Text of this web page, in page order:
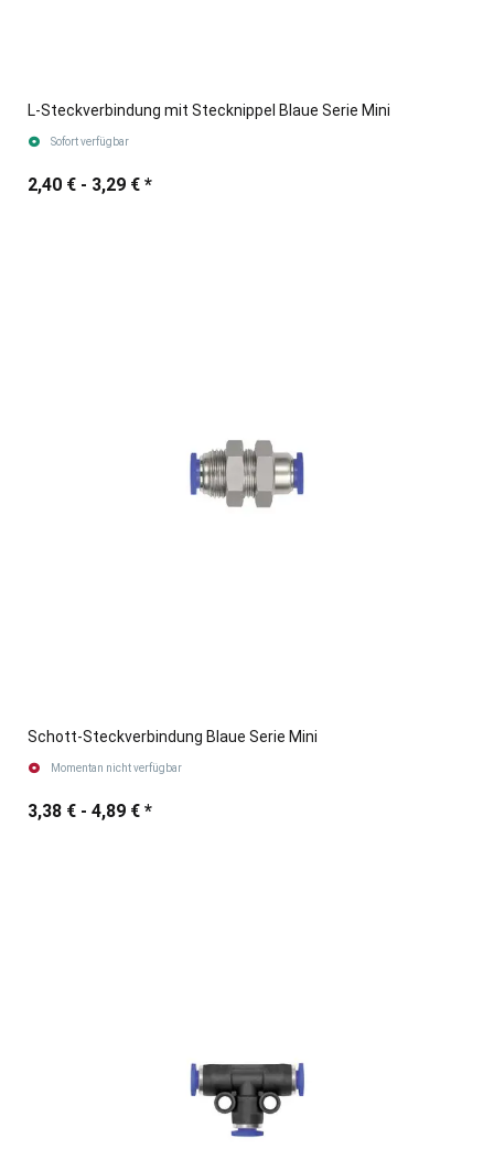
L-Steckverbindung mit Stecknippel Blaue Serie Mini
Sofort verfügbar
2,40 € - 3,29 € *
Schott-Steckverbindung Blaue Serie Mini
Momentan nicht verfügbar
3,38 € - 4,89 € *